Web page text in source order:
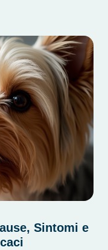
Sintomi e